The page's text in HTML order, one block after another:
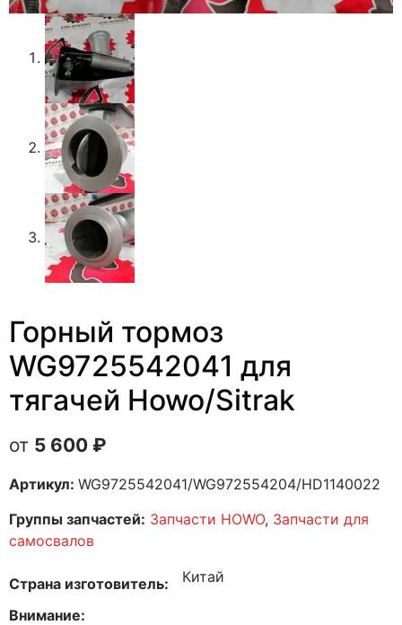
Горный тормоз
WG9725542041 для
тягачей Howo/Sitrak
5 600 ₽
Артикул: WG9725542041/WG972554204/HD1140022
Группы запчастей: Запчасти HOWO, Запчасти для
самосвалов
Страна изготовитель Китай
Внимание